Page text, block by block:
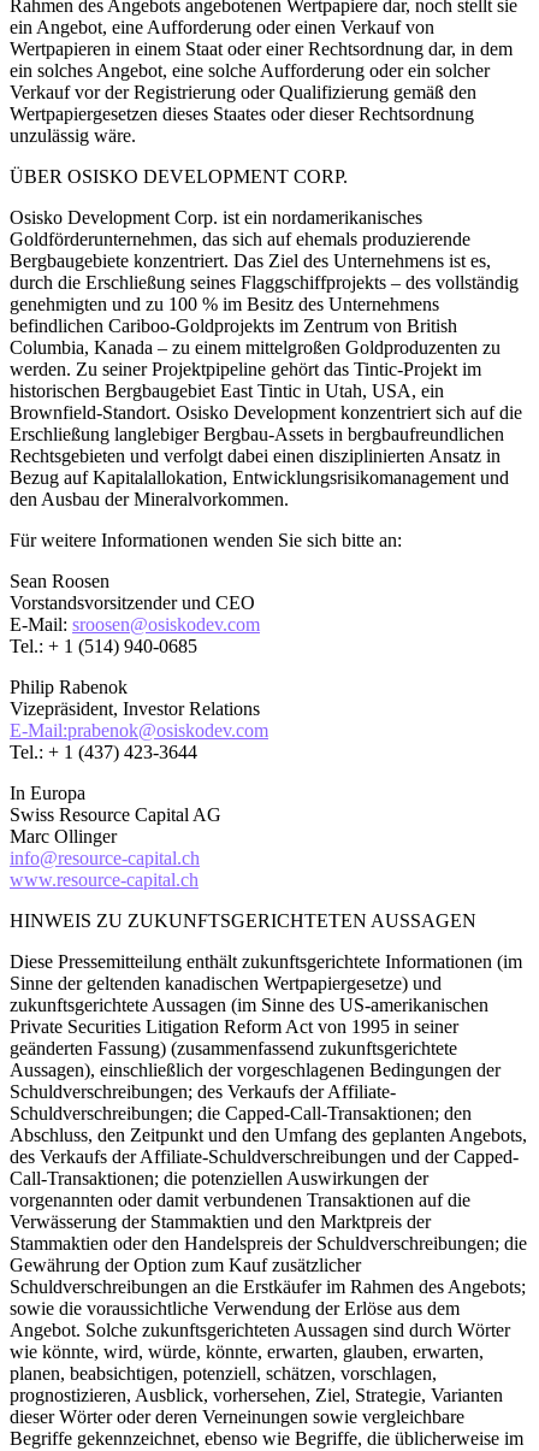
Rahmen des Angebots angebotenen Wertpapiere dar, noch stellt sie
ein Angebot, eine Aufforderung oder einen Verkauf von
Wertpapieren in einem Staat oder einer Rechtsordnung dar, in dem
ein solches Angebot, eine solche Aufforderung oder ein solcher
Verkauf vor der Registrierung oder Qualifizierung gemäß den
Wertpapiergesetzen dieses Staates oder dieser Rechtsordnung
unzulässig wäre.
ÜBER OSISKO DEVELOPMENT CORP.
Osisko Development Corp. ist ein nordamerikanisches
Goldförderunternehmen, das sich auf ehemals produzierende
Bergbaugebiete konzentriert. Das Ziel des Unternehmens ist es,
durch die Erschließung seines Flaggschiffprojekts – des vollständig
genehmigten und zu 100 % im Besitz des Unternehmens
befindlichen Cariboo-Goldprojekts im Zentrum von British
Columbia, Kanada – zu einem mittelgroßen Goldproduzenten zu
werden. Zu seiner Projektpipeline gehört das Tintic-Projekt im
historischen Bergbaugebiet East Tintic in Utah, USA, ein
Brownfield-Standort. Osisko Development konzentriert sich auf die
Erschließung langlebiger Bergbau-Assets in bergbaufreundlichen
Rechtsgebieten und verfolgt dabei einen disziplinierten Ansatz in
Bezug auf Kapitalallokation, Entwicklungsrisikomanagement und
den Ausbau der Mineralvorkommen.
Für weitere Informationen wenden Sie sich bitte an:
Sean Roosen
Vorstandsvorsitzender und CEO
E-Mail: sroosen@osiskodev.com
Tel.: + 1 (514) 940-0685
Philip Rabenok
Vizepräsident, Investor Relations
E-Mail:prabenok@osiskodev.com
Tel.: + 1 (437) 423-3644
In Europa
Swiss Resource Capital AG
Marc Ollinger
info@resource-capital.ch
www.resource-capital.ch
HINWEIS ZU ZUKUNFTSGERICHTETEN AUSSAGEN
Diese Pressemitteilung enthält zukunftsgerichtete Informationen (im
Sinne der geltenden kanadischen Wertpapiergesetze) und
zukunftsgerichtete Aussagen (im Sinne des US-amerikanischen
Private Securities Litigation Reform Act von 1995 in seiner
geänderten Fassung) (zusammenfassend zukunftsgerichtete
Aussagen), einschließlich der vorgeschlagenen Bedingungen der
Schuldverschreibungen; des Verkaufs der Affiliate-
Schuldverschreibungen; die Capped-Call-Transaktionen; den
Abschluss, den Zeitpunkt und den Umfang des geplanten Angebots,
des Verkaufs der Affiliate-Schuldverschreibungen und der Capped-
Call-Transaktionen; die potenziellen Auswirkungen der
vorgenannten oder damit verbundenen Transaktionen auf die
Verwässerung der Stammaktien und den Marktpreis der
Stammaktien oder den Handelspreis der Schuldverschreibungen; die
Gewährung der Option zum Kauf zusätzlicher
Schuldverschreibungen an die Erstkäufer im Rahmen des Angebots;
sowie die voraussichtliche Verwendung der Erlöse aus dem
Angebot. Solche zukunftsgerichteten Aussagen sind durch Wörter
wie könnte, wird, würde, könnte, erwarten, glauben, erwarten,
planen, beabsichtigen, potenziell, schätzen, vorschlagen,
prognostizieren, Ausblick, vorhersehen, Ziel, Strategie, Varianten
dieser Wörter oder deren Verneinungen sowie vergleichbare
Begriffe gekennzeichnet, ebenso wie Begriffe, die üblicherweise im